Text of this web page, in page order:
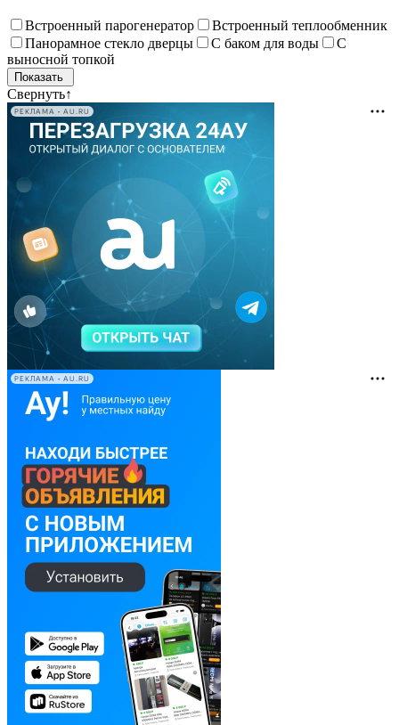
Встроенный парогенератор
Встроенный теплообменник
Панорамное стекло дверцы
С баком для воды
С
выносной топкой
Свернуть↑
РЕКЛАМА • AU.RU
РЕКЛАМА • AU.RU